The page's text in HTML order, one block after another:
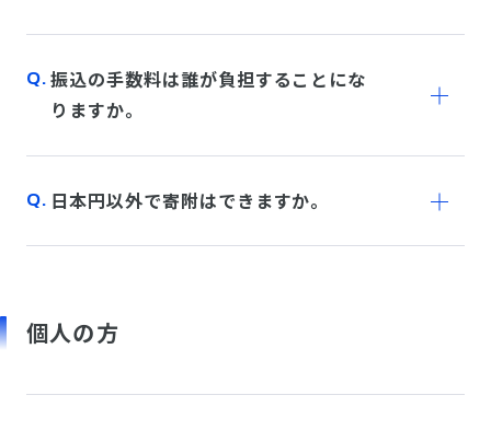
振込の手数料は誰が負担することにな
りますか。
日本円以外で寄附はできますか。
個人の方